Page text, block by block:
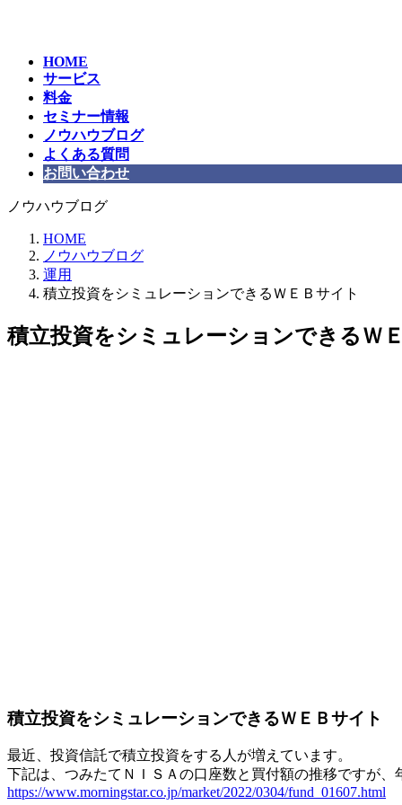
HOME
サービス
料金
セミナー情報
ノウハウブログ
よくある質問
お問い合わせ
ノウハウブログ
HOME
ノウハウブログ
運用
積立投資をシミュレーションできるＷＥＢサイト
積立投資をシミュレーションできるＷ
積立投資をシミュレーションできるＷＥＢサイト
最近、投資信託で積立投資をする人が増えています。
下記は、つみたてＮＩＳＡの口座数と買付額の推移ですが、
https://www.morningstar.co.jp/market/2022/0304/fund_01607.html